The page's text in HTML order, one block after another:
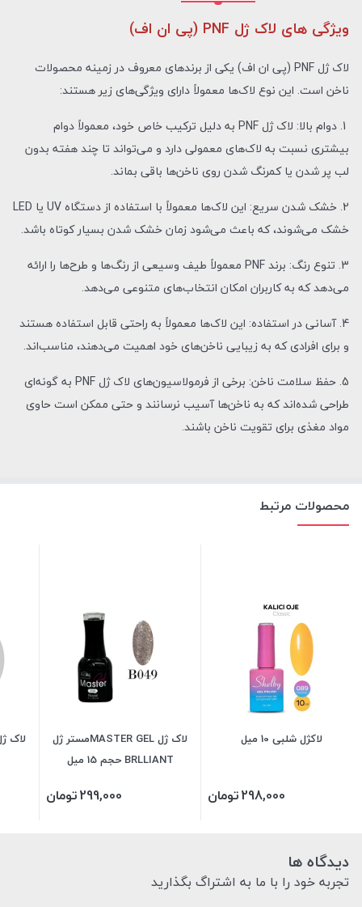
ویژگی های لاک ژل PNF (پی ان اف)
لاک ژل PNF (پی ان اف) یکی از برندهای معروف در زمینه محصولات
ناخن است. این نوع لاک‌ها معمولاً دارای ویژگی‌های زیر هستند:
1. دوام بالا: لاک ژل PNF به دلیل ترکیب خاص خود، معمولاً دوام
بیشتری نسبت به لاک‌های معمولی دارد و می‌تواند تا چند هفته بدون
لب پر شدن یا کمرنگ شدن روی ناخن‌ها باقی بماند.
2. خشک شدن سریع: این لاک‌ها معمولاً با استفاده از دستگاه UV یا LED
خشک می‌شوند، که باعث می‌شود زمان خشک شدن بسیار کوتاه باشد.
3. تنوع رنگ: برند PNF معمولاً طیف وسیعی از رنگ‌ها و طرح‌ها را ارائه
می‌دهد که به کاربران امکان انتخاب‌های متنوعی می‌دهد.
4. آسانی در استفاده: این لاک‌ها معمولاً به راحتی قابل استفاده هستند
و برای افرادی که به زیبایی ناخن‌های خود اهمیت می‌دهند، مناسب‌اند.
5. حفظ سلامت ناخن: برخی از فرمولاسیون‌های لاک ژل PNF به گونه‌ای
طراحی شده‌اند که به ناخن‌ها آسیب نرسانند و حتی ممکن است حاوی
مواد مغذی برای تقویت ناخن باشند.
محصولات مرتبط
لاکژل شلبی 10 میل
298,000تومان
لاک ژل MASTER GELمستر ژل
BRLLIANT حجم 15 میل
299,000تومان
دیدگاه ها
تجربه خود را با ما به اشتراگ بگذارید